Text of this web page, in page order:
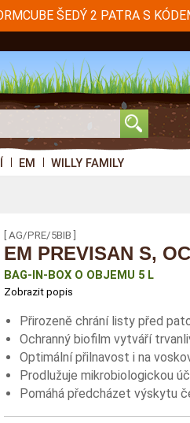
ŠEDÝ 2 PATRA S
EM WILLY FAMILY
[ AG/PRE/5BIB ]
EM PREVISAN S,
BAG-IN-BOX O OBJEMU 5 L
Zobrazit popis
Přirozeně chrání listy před
Ochranný biofilm vytváří
Optimální přilnavost i na
Prodlužuje mikrobiologickou
Pomáhá předcházet výskytu